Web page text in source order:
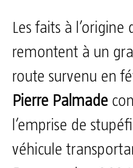
Les faits à
remontent à un
route survenu en
Pierre Palmade
l’emprise de
véhicule